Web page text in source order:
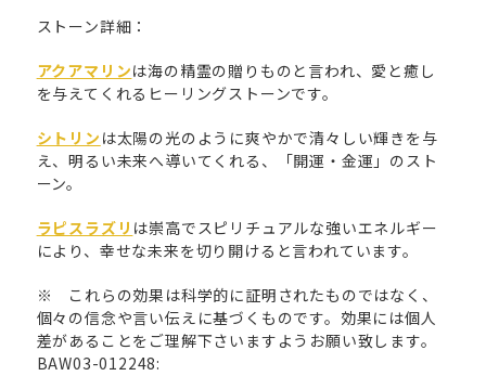
ストーン詳細：
アクアマリンは海の精霊の贈りものと言われ、愛と癒し
を与えてくれるヒーリングストーンです。
シトリン は太陽の光のように爽やかで清々しい輝きを与
え、明るい未来へ導いてくれる、「開運・金運」のスト
ーン。
ラピスラズリ は崇高でスピリチュアルな強いエネルギー
により、幸せな未来を切り開けると言われています。
※ これらの効果は科学的に証明されたものではなく、
個々の信念や言い伝えに基づくものです。効果には個人
差があることをご理解下さいますようお願い致します。
BAW03-012248: